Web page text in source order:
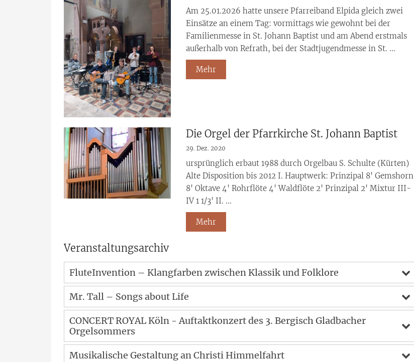
Am 25.01.2026 hatte unsere Pfarreiband Elpida gleich zwei
Einsätze an einem Tag: vormittags wie gewohnt bei der
Familienmesse in St. Johann Baptist und am Abend erstmals
außerhalb von Refrath, bei der Stadtjugendmesse in St. ...
Mehr
Die Orgel der Pfarrkirche St. Johann Baptist
29. Dez. 2020
ursprünglich erbaut 1988 durch Orgelbau S. Schulte (Kürten)
Alte Disposition bis 2012 I. Hauptwerk: Prinzipal 8' Gemshorn
8' Oktave 4' Rohrflöte 4' Waldflöte 2' Prinzipal 2' Mixtur III-
IV 1 1/3' II. ...
Mehr
Veranstaltungsarchiv
FluteInvention – Klangfarben zwischen Klassik und Folklore
Mr. Tall – Songs about Life
CONCERT ROYAL Köln - Auftaktkonzert des 3. Bergisch Gladbacher
Orgelsommers
Musikalische Gestaltung an Christi Himmelfahrt